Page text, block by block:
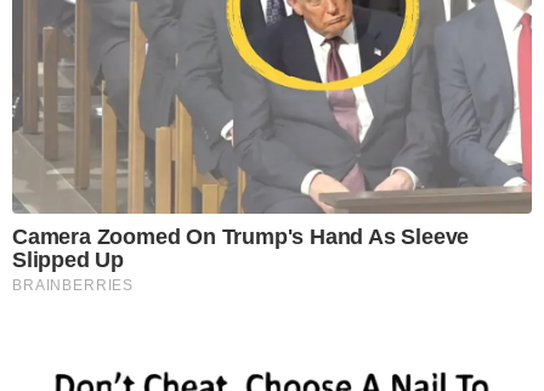
Camera Zoomed On Trump's Hand As Sleeve
Slipped Up
BRAINBERRIES